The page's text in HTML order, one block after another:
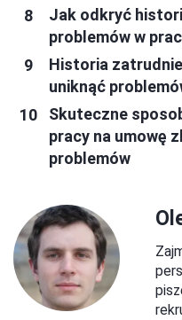
Jak odkryć
problemów w
Historia
uniknąć
Skuteczne
pracy na umowę
problemów